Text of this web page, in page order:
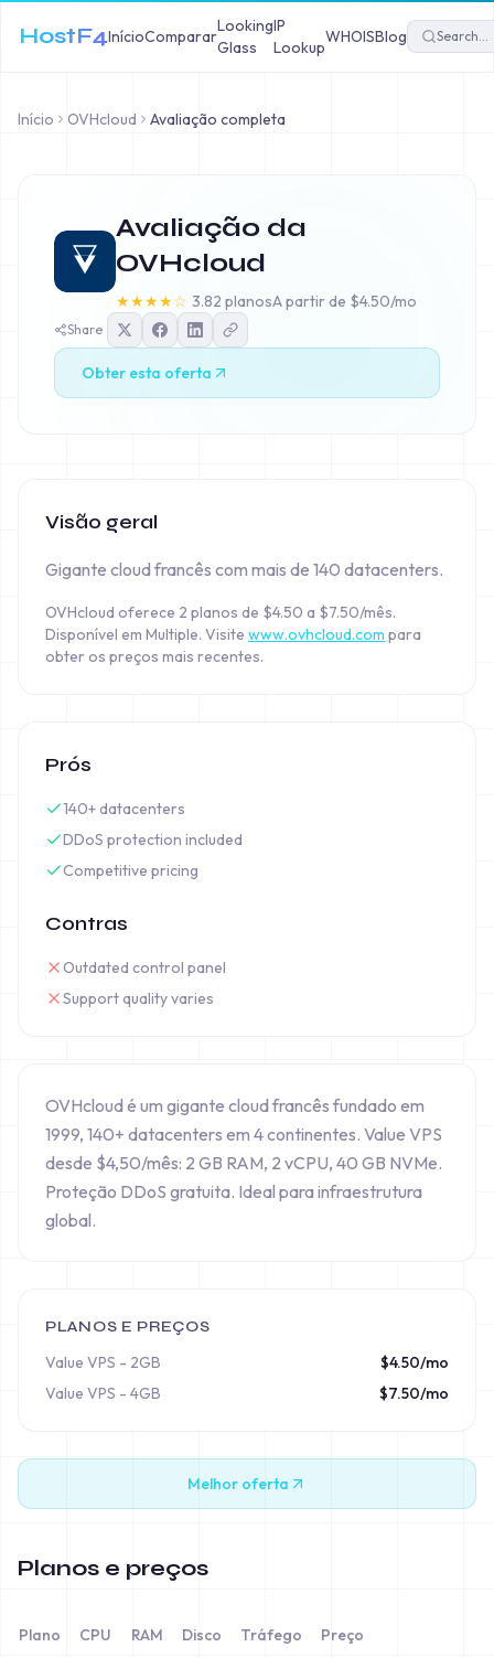
HostF4InícioComparar
Looking
Glass
IP
Lookup
WHOISBlog
Início OVHcloud Avaliação completa
Avaliação da
OVHcloud
★★★★☆ 3.82 planosA partir de $4.50/mo
Share
Obter esta oferta
Visão geral
Gigante cloud francês com mais de 140 datacenters.
OVHcloud oferece 2 planos de $4.50 a $7.50/mês.
Disponível em Multiple. Visite www.ovhcloud.com para
obter os preços mais recentes.
Prós
140+ datacenters
DDoS protection included
Competitive pricing
Contras
Outdated control panel
Support quality varies
OVHcloud é um gigante cloud francês fundado em
1999, 140+ datacenters em 4 continentes. Value VPS
desde $4,50/mês: 2 GB RAM, 2 vCPU, 40 GB NVMe.
Proteção DDoS gratuita. Ideal para infraestrutura
global.
PLANOS E PREÇOS
Value VPS - 2GB $4.50/mo
Value VPS - 4GB
$7.50/mo
Melhor oferta
Planos e preços
Plano CPU RAM Disco Tráfego Preço